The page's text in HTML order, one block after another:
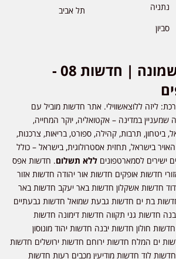
נתניה
סביון
תל אביב
חדשות אפס שמונה | חדשות 08 -
ליזה ללוצאשווילי. אתר חדשות מוביל עם
שמעניין במדינה – אקטואליה, יוקר המחייה,
ביטחון, תרבות, קהילה, ספורט, בריאות, צרכנות,
האויר בישראל, תחזית אסטרולוגית, בישראל – כולל
ישירים לסמארטפונים ללא תשלום. חדשות אפס
חדשות אופקים חדשות אור יהודה חדשות אזור
חדשות אשקלון חדשות באר יעקב חדשות באר
בת ים חדשות גבעת שמואל חדשות גבעתיים
חדשות גני תקווה חדשות דימונה חדשות
חולון חדשות יבנה חדשות יהוד מונוסון
ים המלח חדשות ירוחם חדשות ירושלים חדשות
לוד חדשות מודיעין מכבים רעות חדשות